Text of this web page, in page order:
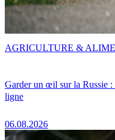
Garder un œil sur la Russie :
ligne
06.08.2026
AGRICULTURE &